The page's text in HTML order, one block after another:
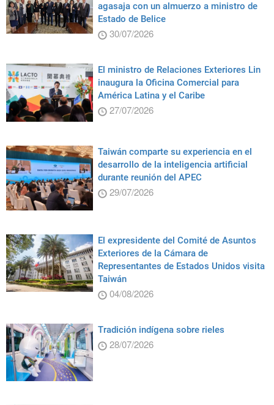
agasaja con un almuerzo a ministro de
Estado de Belice
30/07/2026
El ministro de Relaciones Exteriores Lin
inaugura la Oficina Comercial para
América Latina y el Caribe
27/07/2026
Taiwán comparte su experiencia en el
desarrollo de la inteligencia artificial
durante reunión del APEC
29/07/2026
El expresidente del Comité de Asuntos
Exteriores de la Cámara de
Representantes de Estados Unidos visita
Taiwán
04/08/2026
Tradición indígena sobre rieles
28/07/2026